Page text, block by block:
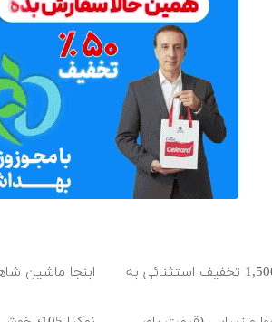
گوشی نوکیا 105 با 1,500,000 تخفیف استثنائی به
ابنجا ماشین